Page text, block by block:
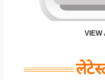
करता है।
VIEW